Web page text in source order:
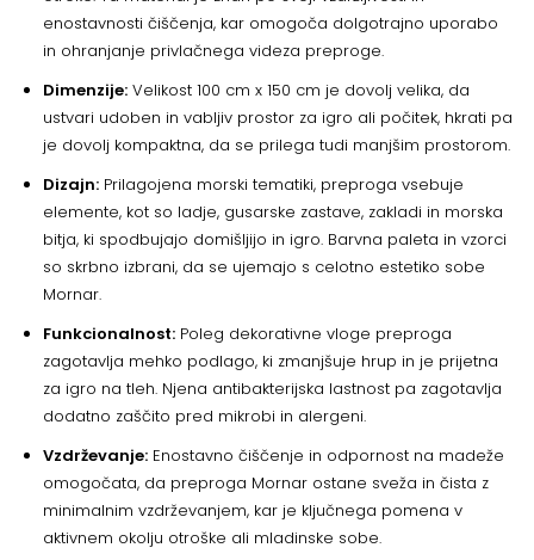
enostavnosti čiščenja, kar omogoča dolgotrajno uporabo
in ohranjanje privlačnega videza preproge.
Dimenzije: Velikost 100 cm x 150 cm je dovolj velika, da
ustvari udoben in vabljiv prostor za igro ali počitek, hkrati pa
je dovolj kompaktna, da se prilega tudi manjšim prostorom.
Dizajn: Prilagojena morski tematiki, preproga vsebuje
elemente, kot so ladje, gusarske zastave, zakladi in morska
bitja, ki spodbujajo domišljijo in igro. Barvna paleta in vzorci
so skrbno izbrani, da se ujemajo s celotno estetiko sobe
Mornar.
Funkcionalnost: Poleg dekorativne vloge preproga
zagotavlja mehko podlago, ki zmanjšuje hrup in je prijetna
za igro na tleh. Njena antibakterijska lastnost pa zagotavlja
dodatno zaščito pred mikrobi in alergeni.
Vzdrževanje: Enostavno čiščenje in odpornost na madeže
omogočata, da preproga Mornar ostane sveža in čista z
minimalnim vzdrževanjem, kar je ključnega pomena v
aktivnem okolju otroške ali mladinske sobe.